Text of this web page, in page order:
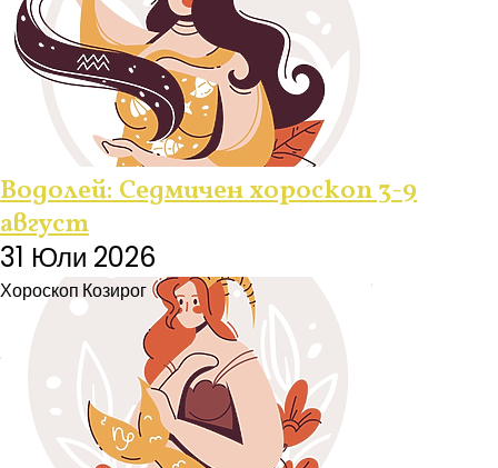
Водолей: Седмичен хороскоп 3-9
август
31 Юли 2026
Хороскоп Козирог